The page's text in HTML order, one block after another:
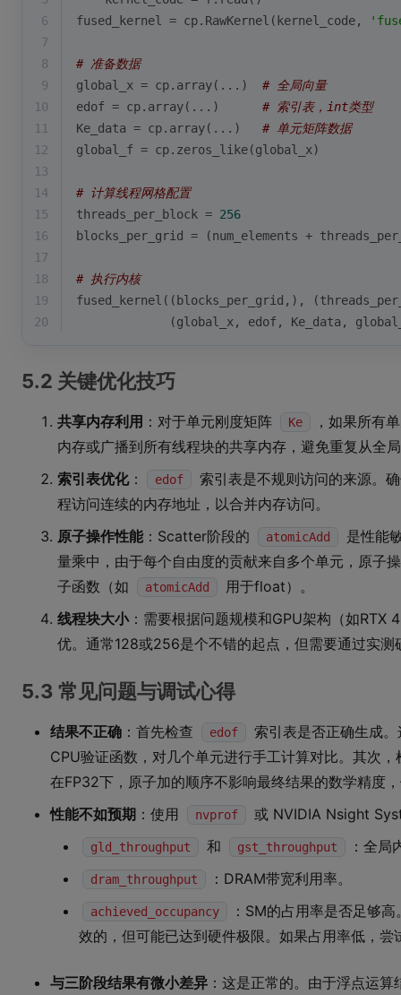
6
fused_kernel = cp.RawKernel(kernel_code,
7
8
# 准备数据
9
global_x = cp.array(...) # 全局向量
10
edof = cp.array(...) # 索引表，int类型
11
Ke_data = cp.array(...) # 单元矩阵数据
12
global_f = cp.zeros_like(global_x)
13
14
# 计算线程网格配置
15
threads_per_block = 256
16
blocks_per_grid = (num_elements +
17
18
# 执行内核
19
fused_kernel((blocks_per_grid,),
20
(global_x, edof, Ke_data,
5.2 关键优化技巧
共享内存利用 ：对于单元刚度矩阵 Ke
，如果所有
内存或广播到所有线程块的共享内存，避免重复从全
索引表优化： edof
索引表是不规则访问的来源。
程访问连续的内存地址，以合并内存访问。
原子操作性能：Scatter阶段的 atomicAdd
是性能
量乘中，由于每个自由度的贡献来自多个单元，原子
子函数（如
atomicAdd
用于float）。
线程块大小：需要根据问题规模和GPU架构（如RTX
优。通常128或256是个不错的起点，但需要通过实测
5.3 常见问题与调试心得
结果不正确 ：首先检查 edof
索引表是否正确生成
CPU验证函数，对几个单元进行手工计算对比。其次
在FP32下，原子加的顺序不影响最终结果的数学精度
性能不如预期 ：使用 nvprof 或 NVIDIA Nsight
gld_throughput 和 gst_throughput ：全
dram_throughput ：DRAM带宽利用率。
achieved_occupancy
：SM的占用率是否足够
效的，但可能已达到硬件极限。如果占用率低，
与三阶段结果有微小差异 ：这是正常的。由于浮点运